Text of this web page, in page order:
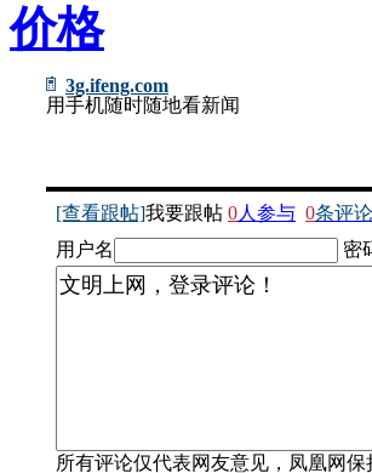
价格
3g.ifeng.com
用手机随时随地看新闻
[查看跟帖]我要跟帖 0人参与 0条评论
用户名
密
所有评论仅代表网友意见，凤凰网保